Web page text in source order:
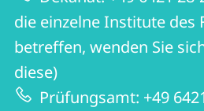
Website
und
Kunstwissenschaften
die einzelne Institute des
betreffen, wenden Sie
diese)
Prüfungsamt: +49